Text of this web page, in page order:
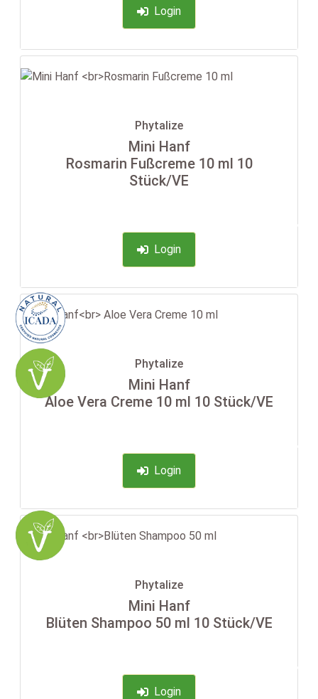
Login
Phytalize
Mini Hanf
Rosmarin Fußcreme 10 ml 10
Stück/VE
Login
-35%
Phytalize
Mini Hanf
Aloe Vera Creme 10 ml 10 Stück/VE
Login
-35%
Phytalize
Mini Hanf
Blüten Shampoo 50 ml 10 Stück/VE
Login
-35%